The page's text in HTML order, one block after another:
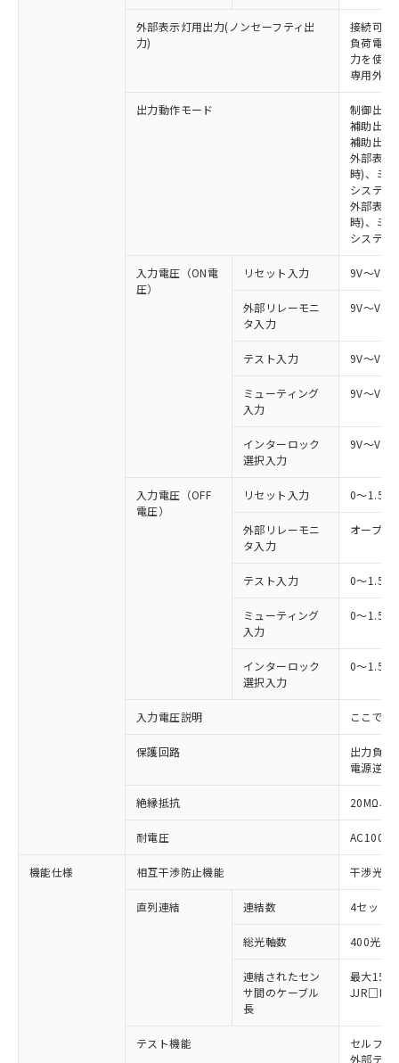
外部表示灯用出力(ノンセーフティ出
力)
接続可能
負荷電流
力を使用
専用外部
出力動作モード
制御出力
補助出力
補助出力
外部表示
時)、ミ
システム
外部表示
時)、ミ
システム
入力電圧（ON電
圧）
リセット入力 9V～Vs
外部リレーモニ
タ入力
9V～Vs
テスト入力 9V～Vs
ミューティング
入力
9V～Vs
インターロック
選択入力
9V～Vs
入力電圧（OFF
電圧）
リセット入力 0～1.5V
外部リレーモニ
タ入力
オープン
テスト入力 0～1.5V
ミューティング
入力
0～1.5V
インターロック
選択入力
0～1.5V
入力電圧説明 ここでの
保護回路
出力負荷
電源逆接
絶縁抵抗 20MΩ以
耐電圧
機能仕様 相互干渉防止機能 干渉光回
直列連結 連結数 4セット
総光軸数 400光軸
連結されたセン
サ間のケーブル
長
最大15m
JJR□L）
テスト機能
セルフテ
外部テス
ご利用条件
本サービスは、当社制御機器事業取扱
商品の当社在庫状況および標準価格
(税抜)を提供させていただくもので
当社制御機器事業取扱商品の中には、
※1 対応状況
対応済み：EU RoHS指令（10物質）の
有に対応した製品に切り替える予定のある
対応予定なし：EU RoHS指令（10物質）の
非含有に非対応の商品で、対応品を出す予
調査・確認中：EU RoHS指令（10物質）の
非含有の対応状況を調査中または確認中の
害物質有無と関係のない商品です。
基準値以下であることを示します。